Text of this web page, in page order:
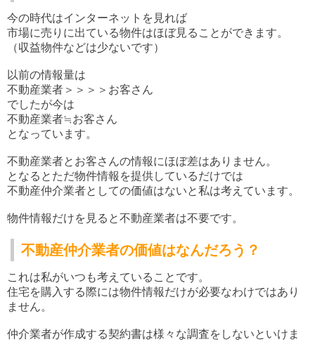
今の時代はインターネットを見れば
市場に売りに出ている物件はほぼ見ることができます。
（収益物件などは少ないです）
以前の情報量は
不動産業者＞＞＞＞お客さん
でしたが今は
不動産業者≒お客さん
となっています。
不動産業者とお客さんの情報にほぼ差はありません。
となるとただ物件情報を提供しているだけでは
不動産仲介業者としての価値はないと私は考えています。
物件情報だけを見ると不動産業者は不要です。
不動産仲介業者の価値はなんだろう？
これは私がいつも考えていることです。
住宅を購入する際には物件情報だけが必要なわけではあり
ません。
仲介業者が作成する契約書は様々な調査をしないといけま